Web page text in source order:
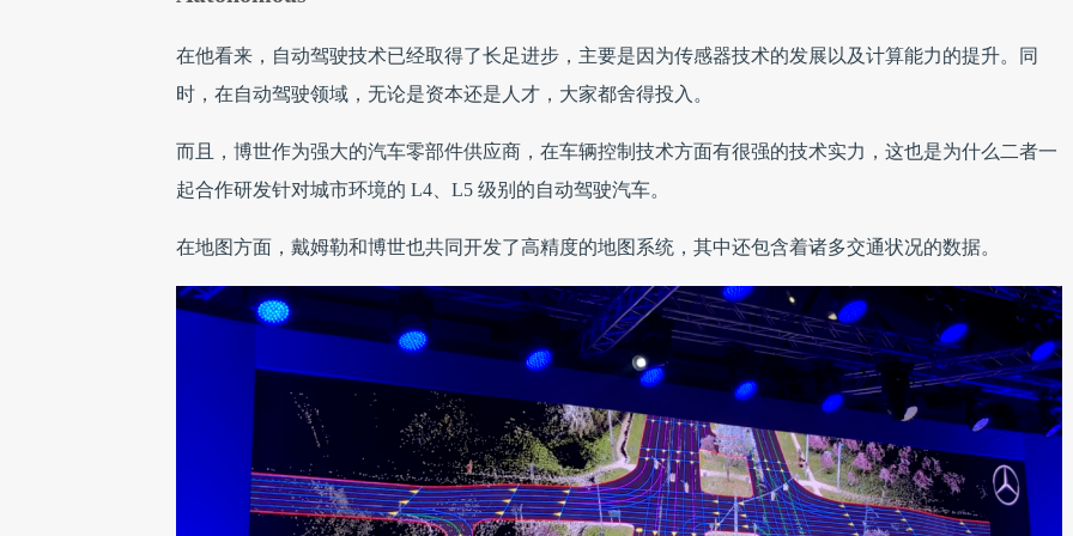
在他看来，自动驾驶技术已经取得了长足进步，主要是因为传感器技术的发展以及计算能力的提升。同
时，在自动驾驶领域，无论是资本还是人才，大家都舍得投入。
而且，博世作为强大的汽车零部件供应商，在车辆控制技术方面有很强的技术实力，这也是为什么二者一
起合作研发针对城市环境的 L4、L5 级别的自动驾驶汽车。
在地图方面，戴姆勒和博世也共同开发了高精度的地图系统，其中还包含着诸多交通状况的数据。